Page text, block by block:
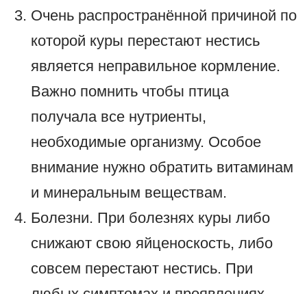
Очень распространённой причиной по
которой куры перестают нестись
является неправильное кормление.
Важно помнить чтобы птица
получала все нутриенты,
необходимые организму. Особое
внимание нужно обратить витаминам
и минеральным веществам.
Болезни. При болезнях куры либо
снижают свою яйценоскость, либо
совсем перестают нестись. При